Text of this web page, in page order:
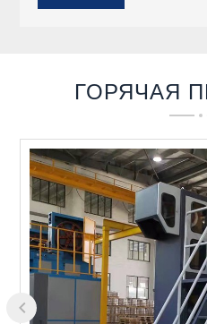
вязальной проволоки; для
проволоки.ГОРЯЧАЯ